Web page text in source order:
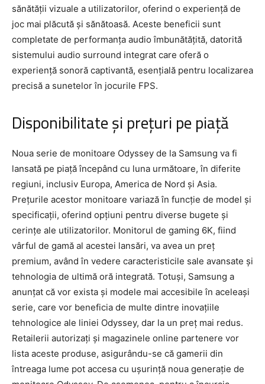
sănătății vizuale a utilizatorilor, oferind o experiență de
joc mai plăcută și sănătoasă. Aceste beneficii sunt
completate de performanța audio îmbunătățită, datorită
sistemului audio surround integrat care oferă o
experiență sonoră captivantă, esențială pentru localizarea
precisă a sunetelor în jocurile FPS.
Disponibilitate și prețuri pe piață
Noua serie de monitoare Odyssey de la Samsung va fi
lansată pe piață începând cu luna următoare, în diferite
regiuni, inclusiv Europa, America de Nord și Asia.
Prețurile acestor monitoare variază în funcție de model și
specificații, oferind opțiuni pentru diverse bugete și
cerințe ale utilizatorilor. Monitorul de gaming 6K, fiind
vârful de gamă al acestei lansări, va avea un preț
premium, având în vedere caracteristicile sale avansate și
tehnologia de ultimă oră integrată. Totuși, Samsung a
anunțat că vor exista și modele mai accesibile în aceleași
serie, care vor beneficia de multe dintre inovațiile
tehnologice ale liniei Odyssey, dar la un preț mai redus.
Retailerii autorizați și magazinele online partenere vor
lista aceste produse, asigurându-se că gamerii din
întreaga lume pot accesa cu ușurință noua generație de